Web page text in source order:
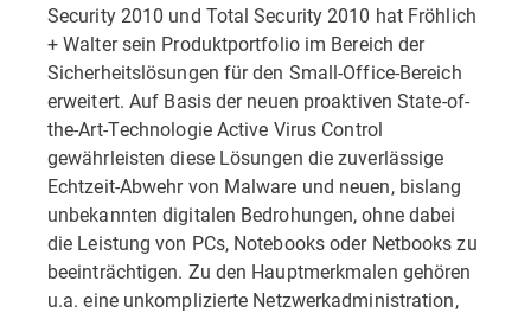
Security 2010 und Total Security 2010 hat Fröhlich
+ Walter sein Produktportfolio im Bereich der
Sicherheitslösungen für den Small-Office-Bereich
erweitert. Auf Basis der neuen proaktiven State-of-
the-Art-Technologie Active Virus Control
gewährleisten diese Lösungen die zuverlässige
Echtzeit-Abwehr von Malware und neuen, bislang
unbekannten digitalen Bedrohungen, ohne dabei
die Leistung von PCs, Notebooks oder Netbooks zu
beeinträchtigen. Zu den Hauptmerkmalen gehören
u.a. eine unkomplizierte Netzwerkadministration,